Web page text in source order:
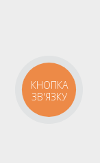
КНОПКА
ЗВ'ЯЗКУ